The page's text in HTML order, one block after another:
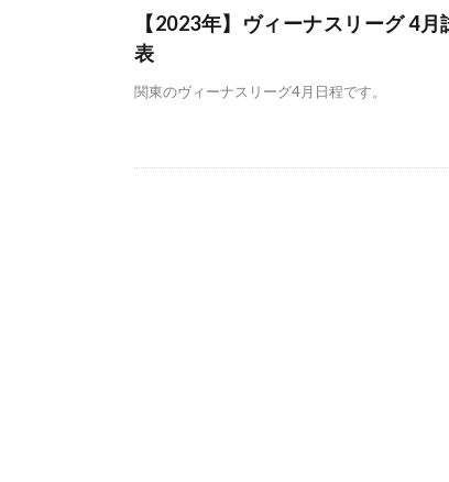
【2023年】ヴィーナスリーグ 4月
表
関東のヴィーナスリーグ4月日程です。